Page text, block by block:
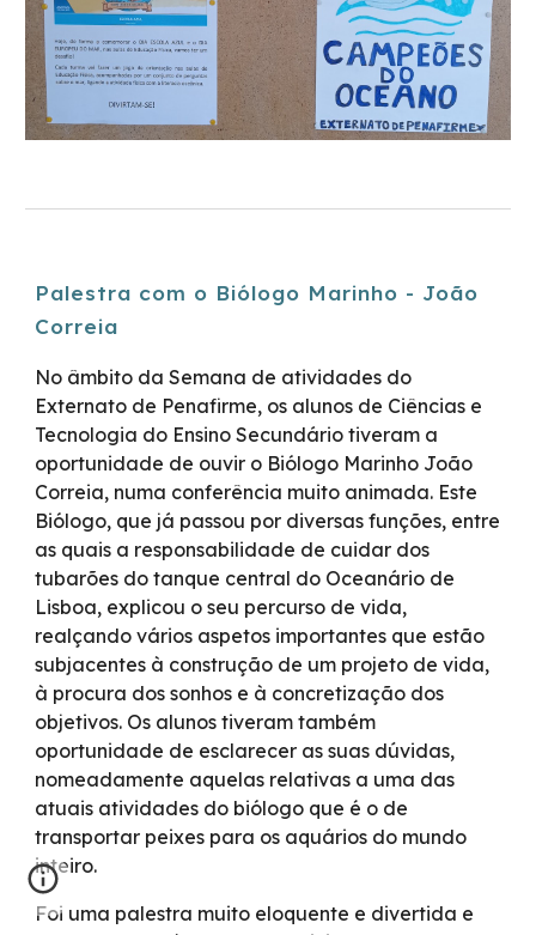
Palestra com o Biólogo Marinho - João
Correia
No âmbito da Semana de atividades do
Externato de Penafirme, os alunos de Ciências e
Tecnologia do Ensino Secundário tiveram a
oportunidade de ouvir o Biólogo Marinho João
Correia, numa conferência muito animada. Este
Biólogo, que já passou por diversas funções, entre
as quais a responsabilidade de cuidar dos
tubarões do tanque central do Oceanário de
Lisboa, explicou o seu percurso de vida,
realçando vários aspetos importantes que estão
subjacentes à construção de um projeto de vida,
à procura dos sonhos e à concretização dos
objetivos. Os alunos tiveram também
oportunidade de esclarecer as suas dúvidas,
nomeadamente aquelas relativas a uma das
atuais atividades do biólogo que é o de
transportar peixes para os aquários do mundo
inteiro.
Foi uma palestra muito eloquente e divertida e